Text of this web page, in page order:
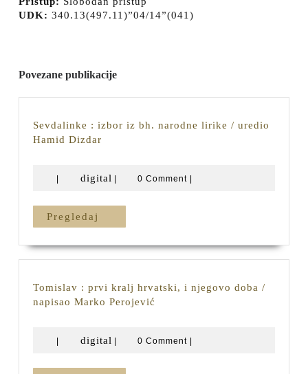
UDK: 340.13(497.11)”04/14”(041)
Povezane publikacije
Sevdalinke : izbor iz bh. narodne lirike / uredio
Hamid Dizdar
iz
lirike
Dizdar
| digital digital
| 0 Comment |
Pregledaj
Tomislav : prvi kralj hrvatski, i njegovo doba /
napisao Marko Perojević
kralj
| digital digital
| 0 Comment |